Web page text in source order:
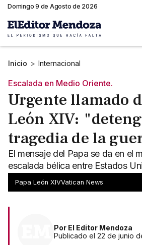
Domingo 9 de Agosto de 2026
Inicio > Internacional
Escalada en Medio Oriente.
Urgente llamado
León XIV:
tragedia de la
El mensaje del Papa se da en el
escalada bélica entre Estados
en Medio Oriente.
Papa León XIVVatican News
Por El Editor Mendoza
Publicado el 22 de junio